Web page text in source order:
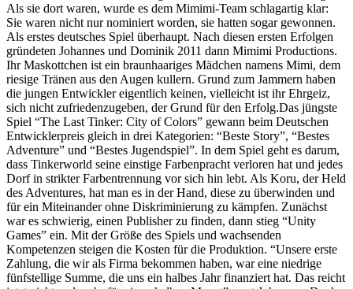
Als sie dort waren, wurde es dem Mimimi-Team schlagartig klar:
Sie waren nicht nur nominiert worden, sie hatten sogar gewonnen.
Als erstes deutsches Spiel überhaupt. Nach diesen ersten Erfolgen
gründeten Johannes und Dominik 2011 dann Mimimi Productions.
Ihr Maskottchen ist ein braunhaariges Mädchen namens Mimi, dem
riesige Tränen aus den Augen kullern. Grund zum Jammern haben
die jungen Entwickler eigentlich keinen, vielleicht ist ihr Ehrgeiz,
sich nicht zufriedenzugeben, der Grund für den Erfolg.Das jüngste
Spiel “The Last Tinker: City of Colors” gewann beim Deutschen
Entwicklerpreis gleich in drei Kategorien: “Beste Story”, “Bestes
Adventure” und “Bestes Jugendspiel”. In dem Spiel geht es darum,
dass Tinkerworld seine einstige Farbenpracht verloren hat und jedes
Dorf in strikter Farbentrennung vor sich hin lebt. Als Koru, der Held
des Adventures, hat man es in der Hand, diese zu überwinden und
für ein Miteinander ohne Diskriminierung zu kämpfen. Zunächst
war es schwierig, einen Publisher zu finden, dann stieg “Unity
Games” ein. Mit der Größe des Spiels und wachsenden
Kompetenzen steigen die Kosten für die Produktion. “Unsere erste
Zahlung, die wir als Firma bekommen haben, war eine niedrige
fünfstellige Summe, die uns ein halbes Jahr finanziert hat. Das reicht